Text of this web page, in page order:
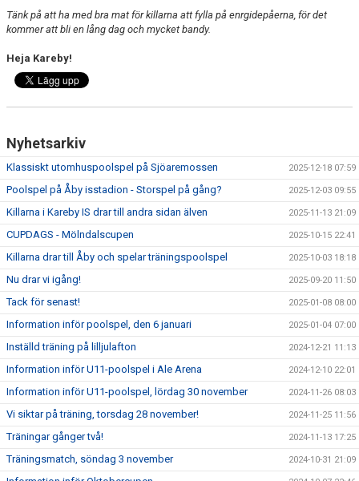
Tänk på att ha med bra mat för killarna att fylla på enrgidepåerna, för det
kommer att bli en lång dag och mycket bandy.
Heja Kareby!
Nyhetsarkiv
Klassiskt utomhuspoolspel på Sjöaremossen 2025-12-18 07:59
Poolspel på Åby isstadion - Storspel på gång? 2025-12-03 09:55
Killarna i Kareby IS drar till andra sidan älven 2025-11-13 21:09
CUPDAGS - Mölndalscupen 2025-10-15 22:41
Killarna drar till Åby och spelar träningspoolspel 2025-10-03 18:18
Nu drar vi igång! 2025-09-20 11:50
Tack för senast! 2025-01-08 08:00
Information inför poolspel, den 6 januari 2025-01-04 07:00
Inställd träning på lilljulafton 2024-12-21 11:13
Information inför U11-poolspel i Ale Arena 2024-12-10 22:01
Information inför U11-poolspel, lördag 30 november 2024-11-26 08:03
Vi siktar på träning, torsdag 28 november! 2024-11-25 11:56
Träningar gånger två! 2024-11-13 17:25
Träningsmatch, söndag 3 november 2024-10-31 21:09